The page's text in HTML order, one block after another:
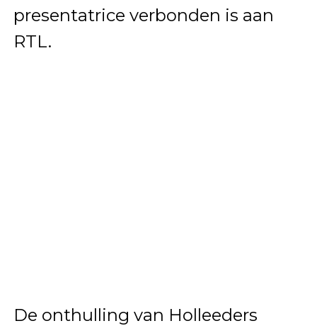
presentatrice verbonden is aan
RTL.
De onthulling van Holleeders